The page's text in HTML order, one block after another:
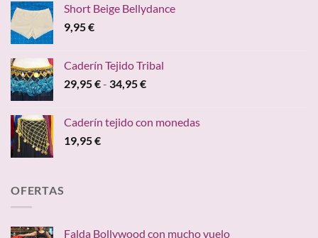
Short Beige Bellydance
9,95€
Caderín Tejido Tribal
29,95€- 34,95€Rango
desde
Caderín tejido con monedas
19,95€
OFERTAS
Falda Bollywood con mucho vuelo